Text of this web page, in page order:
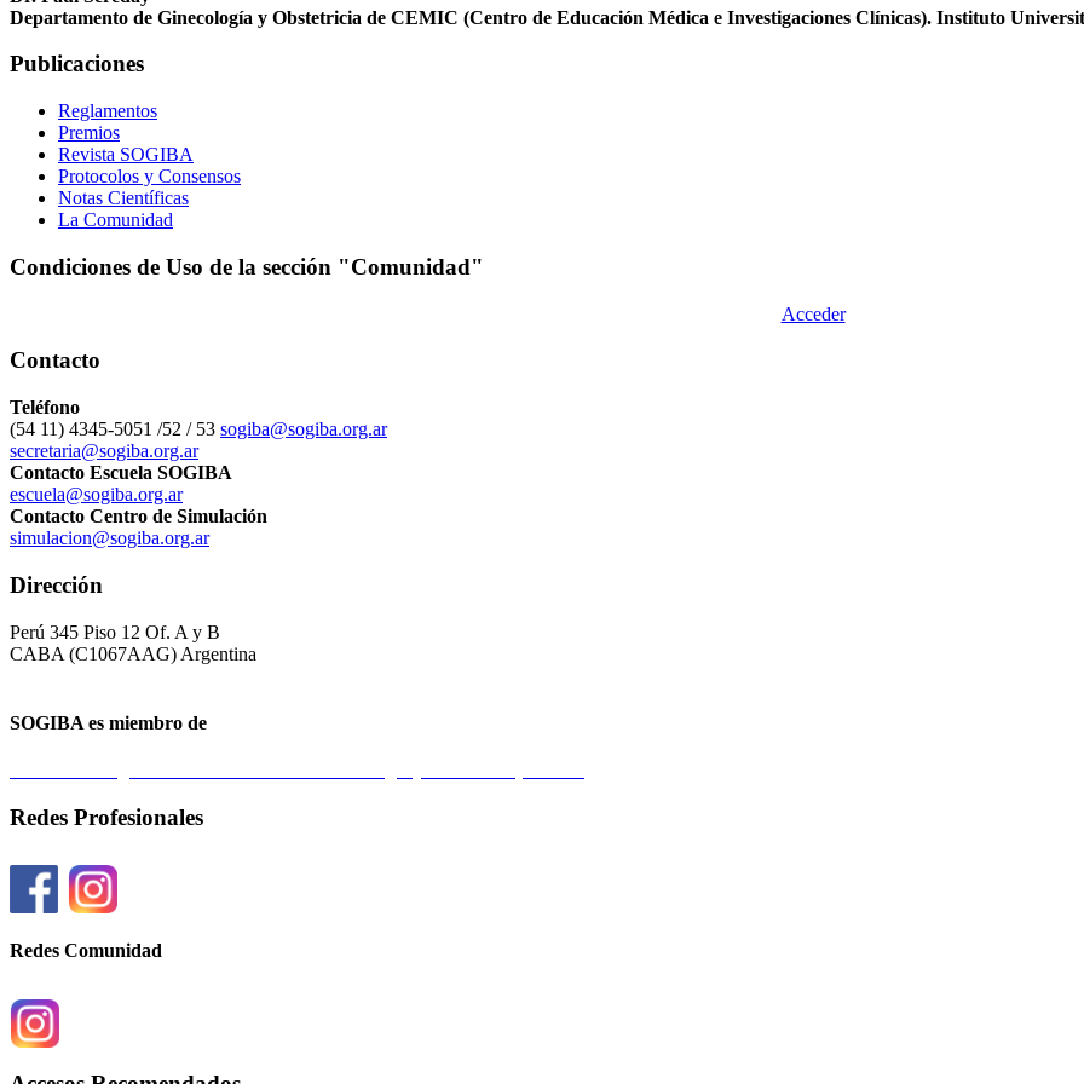
Departamento de Ginecología y Obstetricia de CEMIC (Centro de Educación Médica e Investigaciones Clínicas). Instituto
Publicaciones
Reglamentos
Premios
Revista SOGIBA
Protocolos y Consensos
Notas Científicas
La Comunidad
Condiciones de Uso de la sección "Comunidad"
Acceder
Contacto
Teléfono
(54 11) 4345-5051 /52 / 53 sogiba@sogiba.org.ar
secretaria@sogiba.org.ar
Contacto Escuela SOGIBA
escuela@sogiba.org.ar
Contacto Centro de Simulación
simulacion@sogiba.org.ar
Dirección
Perú 345 Piso 12 Of. A y B
CABA (C1067AAG) Argentina
SOGIBA es miembro de
Redes Profesionales
Redes Comunidad